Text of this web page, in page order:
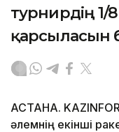
турнирдің 1/
қарсыласын
АСТАНА.
әлемнің екінші